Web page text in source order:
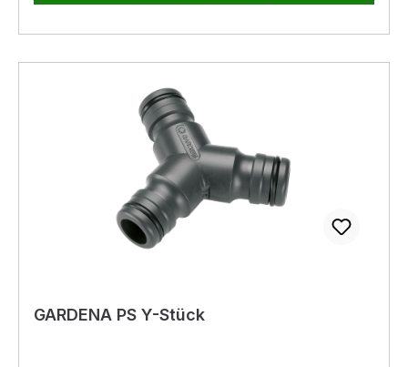
GARDENA PS Y-Stück